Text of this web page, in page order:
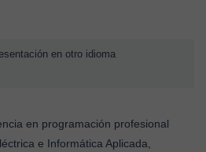
en otro idioma
en programación profesional
e Informática Aplicada,